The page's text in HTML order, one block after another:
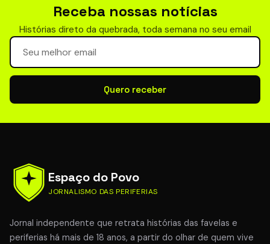
Receba nossas notícias
Histórias direto da quebrada, toda semana no seu email
Seu email para newsletter
Quero receber
Espaço do Povo
JORNALISMO DAS PERIFERIAS
Jornal independente que retrata histórias das favelas e
periferias há mais de 18 anos, a partir do olhar de quem vive